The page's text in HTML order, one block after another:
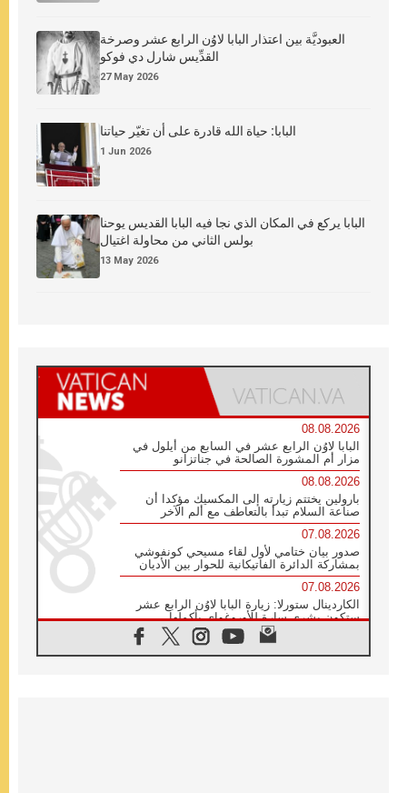
العبوديَّة بين اعتذار البابا لاوُن الرابع عشر وصرخة
القدِّيس شارل دي فوكو
27 May 2026
البابا: حياة الله قادرة على أن تغيّر حياتنا
1 Jun 2026
البابا يركع في المكان الذي نجا فيه البابا القديس يوحنا
بولس الثاني من محاولة اغتيال
13 May 2026
08.08.2026
البابا لاوُن الرابع عشر في السابع من أيلول في
مزار أم المشورة الصالحة في جناتزانو
08.08.2026
بارولين يختتم زيارته إلى المكسيك مؤكدا أن
صناعة السلام تبدأ بالتعاطف مع ألم الآخر
07.08.2026
صدور بيان ختامي لأول لقاء مسيحي كونفوشي
بمشاركة الدائرة الفاتيكانية للحوار بين الأديان
07.08.2026
الكاردينال ستورلا: زيارة البابا لاوُن الرابع عشر
ستكون بشرى سارة للأوروغواي بأكملها
الفاتيكان يعلن برنامج الزيارة الرسولية للبابا لاوُن